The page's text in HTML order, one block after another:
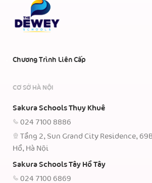
Chương Trình Liên Cấp
CƠ SỞ HÀ NỘI
Sakura Schools Thụy Khuê
024 7100 8886
Tầng 2, Sun Grand City Residence,
Hồ, Hà Nội
Sakura Schools Tây Hồ Tây
024 7100 6869